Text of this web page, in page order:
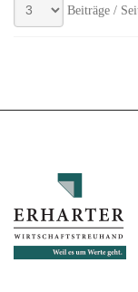
Beiträge /